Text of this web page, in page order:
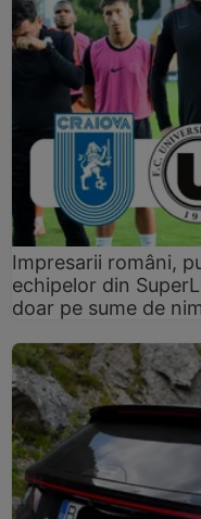
Impresarii români,
echipelor din
doar pe sume de